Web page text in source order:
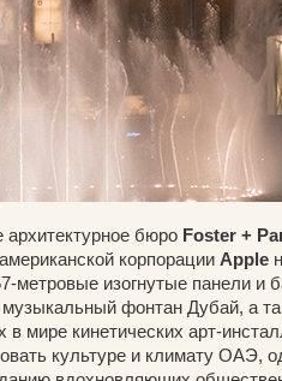
архитектурное бюро Foster +
корпорации Apple
метровые изогнутые панели и
фонтан Дубай, а
в мире кинетических арт-
культуре и климату ОАЭ,